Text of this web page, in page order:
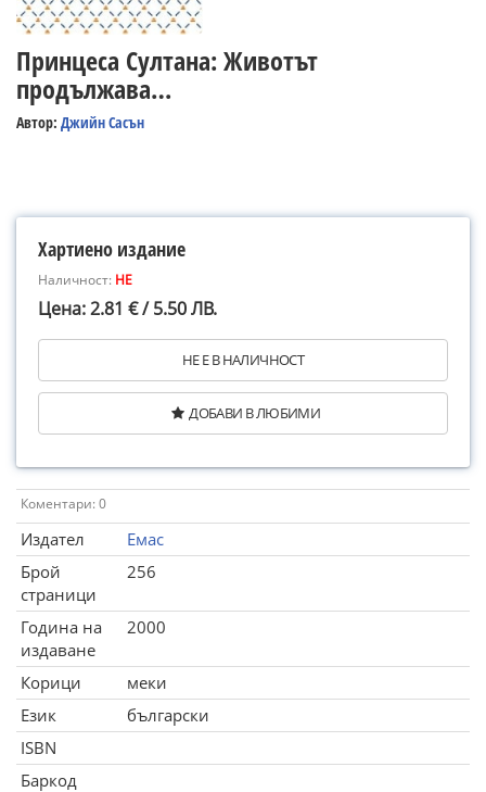
Принцеса Султана: Животът
продължава…
Автор: Джийн Сасън
Хартиено издание
Наличност: НЕ
Цена: 2.81 € / 5.50 ЛВ.
НЕ Е В НАЛИЧНОСТ
ДОБАВИ В ЛЮБИМИ
Коментари: 0
Издател
Емас
Брой
страници
256
Година на
издаване
2000
Корици
меки
Език
български
ISBN
Баркод